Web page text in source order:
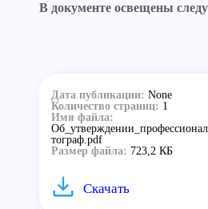
В документе освещены
Дата публикации: None
Количество страниц: 1
Имя файла:
тограф.pdf
Размер файла: 723,2 КБ
Скачать